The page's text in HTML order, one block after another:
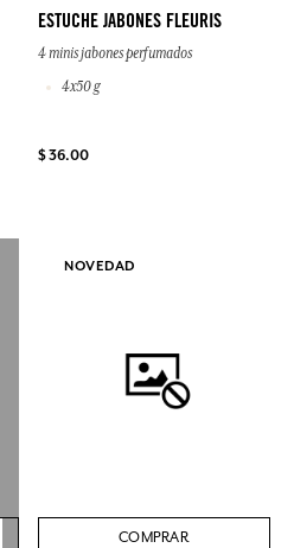
ESTUCHE JABONES FLEURIS
4 minis jabones perfumados
4x50 g
$ 36.00
NOVEDAD
COMPRAR